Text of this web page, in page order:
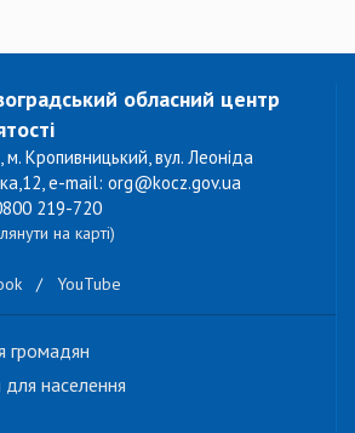
обласний центр
м. Кропивницький, вул. Леоніда
e-mail: org@kocz.gov.ua
219-720
на карті)
/ YouTube
громадян
для населення